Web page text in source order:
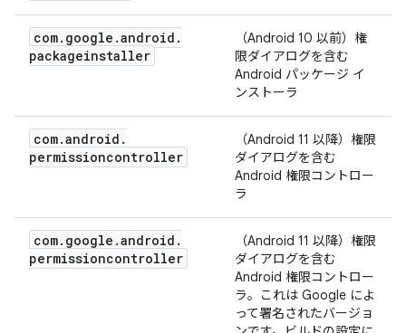
com. google .android .
packageinstaller
（Android 10 以前）権
限ダイアログを含む
Android パッケージ イ
ンストーラ
com.android .
permissioncontroller
（Android 11 以降）権限
ダイアログを含む
Android 権限コントロー
ラ
com. google .android .
permissioncontroller
（Android 11 以降）権限
ダイアログを含む
Android 権限コントロー
ラ。これは Google によ
って署名されたバージョ